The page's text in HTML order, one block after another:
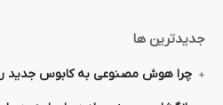
جدیدترین ها
چرا هوش مصنوعی به کابوس جدید